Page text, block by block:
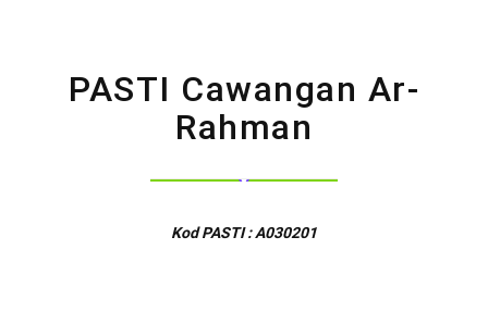
PASTI Cawangan Ar-
Rahman
Kod PASTI : A030201